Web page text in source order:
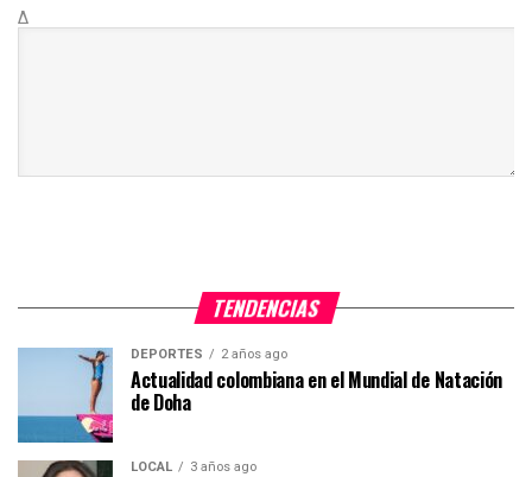
Δ
TENDENCIAS
DEPORTES 2 años ago
Actualidad colombiana en el Mundial de Natación
de Doha
LOCAL 3 años ago